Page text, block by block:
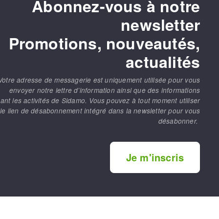
Abonnez-vous à notre
newsletter
Promotions, nouveautés,
actualités
adresse de messagerie est uniquement utilisée pour vous
envoyer notre lettre d’information ainsi que des informations
les activités de Sidamo. Vous pouvez à tout moment utiliser
le lien de désabonnement intégré dans la newsletter pour vous
désabonner.
Je m'inscris